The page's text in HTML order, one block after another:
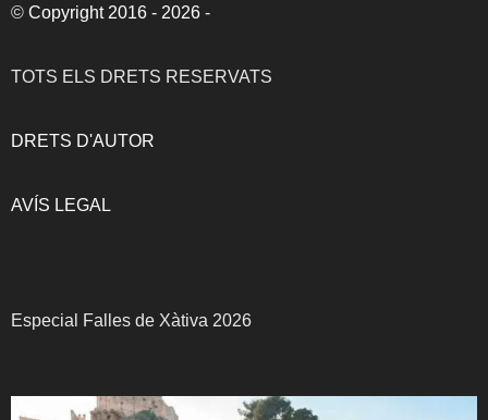
© Copyright 2016 - 2026 -
TOTS ELS DRETS RESERVATS
DRETS D'AUTOR
AVÍS LEGAL
Especial Falles de Xàtiva 2026